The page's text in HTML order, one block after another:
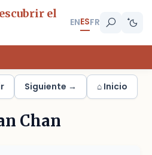
el
ENESFR
Siguiente → ⌂ Inicio
Chan